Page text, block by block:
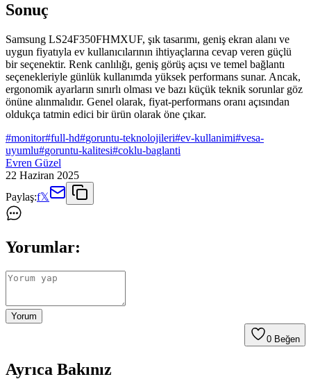
Sonuç
Samsung LS24F350FHMXUF, şık tasarımı, geniş ekran alanı ve
uygun fiyatıyla ev kullanıcılarının ihtiyaçlarına cevap veren güçlü
bir seçenektir. Renk canlılığı, geniş görüş açısı ve temel bağlantı
seçenekleriyle günlük kullanımda yüksek performans sunar. Ancak,
ergonomik ayarların sınırlı olması ve bazı küçük teknik sorunlar göz
önüne alınmalıdır. Genel olarak, fiyat-performans oranı açısından
oldukça tatmin edici bir ürün olarak öne çıkar.
#monitor#full-hd#goruntu-teknolojileri#ev-kullanimi#vesa-
uyumlu#goruntu-kalitesi#coklu-baglanti
Evren Güzel
22 Haziran 2025
Paylaş:f𝕏
Yorumlar:
Yorum
0 Beğen
Ayrıca Bakınız